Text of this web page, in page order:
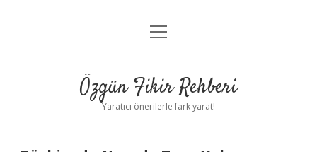
Gizlilik Politikası
Yasal Uyarı
menüyü
Özgün Fikir Rehberi
Yaratıcı önerilerle fark yarat!